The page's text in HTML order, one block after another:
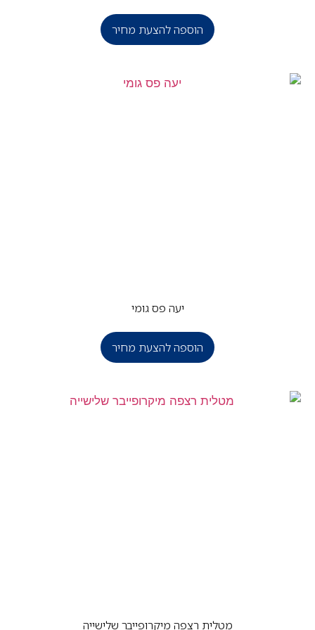
הוספה להצעת מחיר
יעה פס גומי
הוספה להצעת מחיר
מטלית רצפה מיקרופייבר שלישייה